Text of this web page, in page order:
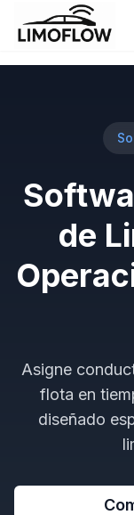
de
Asigne
flota en
diseñado